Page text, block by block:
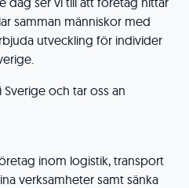
samman människor med
utveckling för individer
och tar oss an
inom logistik, transport
verksamheter samt sänka